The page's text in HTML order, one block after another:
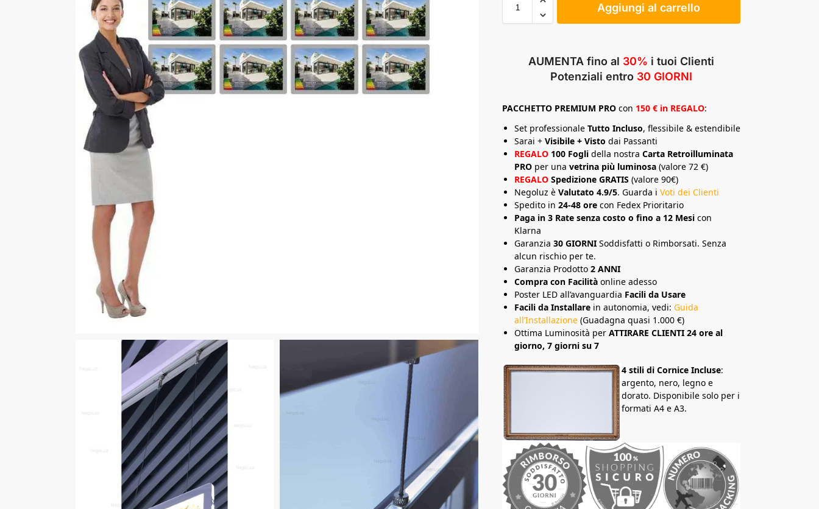
Aggiungi al carrello
AUMENTA fino al 30% i tuoi Clienti
Potenziali entro 30 GIORNI
PACCHETTO PREMIUM PRO con 150 € in REGALO:
Set professionaleTutto Incluso, flessibile & estendibile
Sarai +Visibile + Visto dai Passanti
REGALO 100 Fogli della nostraCarta Retroilluminata
PRO per unavetrina più luminosa (valore 72 €)
REGALO Spedizione GRATIS (valore 90€)
Negoluz èValutato 4.9/5. Guarda iVoti dei Clienti
Spedito in24-48 ore con Fedex Prioritario
Paga in 3 Rate senza costo o fino a 12 Mesi con
Klarna
Garanzia30 GIORNI Soddisfatti o Rimborsati. Senza
alcun rischio per te.
Garanzia Prodotto2 ANNI
Compra con Facilità online adesso
Poster LED all’avanguardia Facili da Usare
Facili da Installare in autonomia, vedi:Guida
all’Installazione (Guadagna quasi 1.000 €)
Ottima Luminosità perATTIRARE CLIENTI 24 ore al
giorno, 7 giorni su 7
4 stili di Cornice Incluse:
argento, nero, legno e
dorato. Disponibile solo per i
formati A4 e A3.